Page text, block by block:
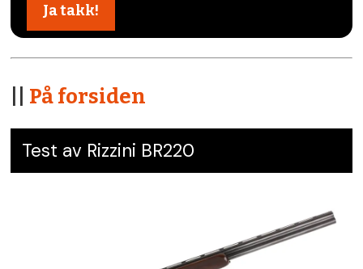
På forsiden
Test av Rizzini BR220